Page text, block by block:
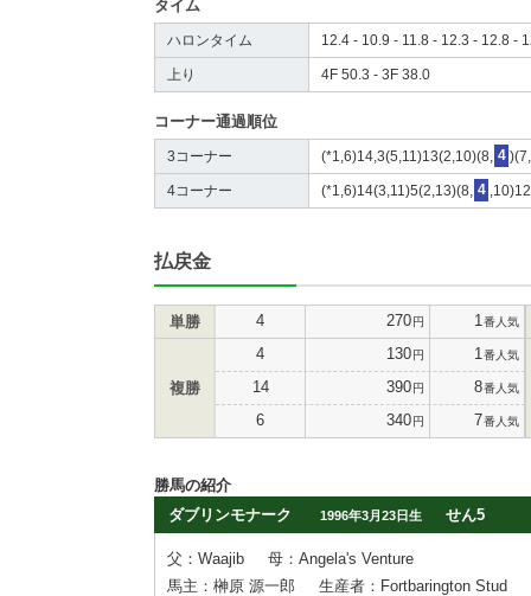
タイム
ハロンタイム 12.4 - 10.9 - 11.8 - 12.3 - 12.8 -
上り 4F 50.3 - 3F 38.0
コーナー通過順位
3コーナー (*1,6)14,3(5,11)13(2,10)(8, 4
4コーナー (*1,6)14(3,11)5(2,13)(8, 4
払戻金
単勝 4 270円 1 番人気
複勝
4 130円 1 番人気
14 390円 8番人気
6 340円 7番人気
勝馬の紹介
ダブリンモナーク
1996年3月23日生 せん5
父：Waajib
母：Angela's Venture
馬主：榊原 源一郎
生産者：Fortbarington Stud